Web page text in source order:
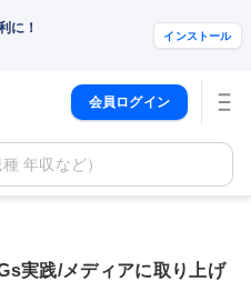
に！ インストール
会員ログイン
年収など）
実践/メディアに取り上げ